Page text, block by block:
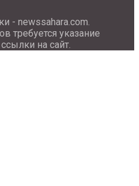
- newssahara.com.
требуется указание
на сайт.